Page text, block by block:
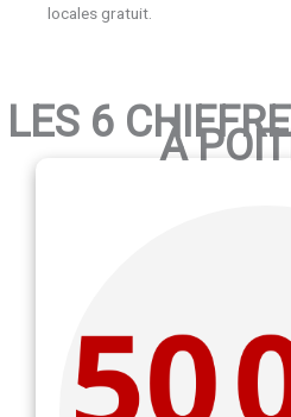
locales gratuit.
LES 6 À